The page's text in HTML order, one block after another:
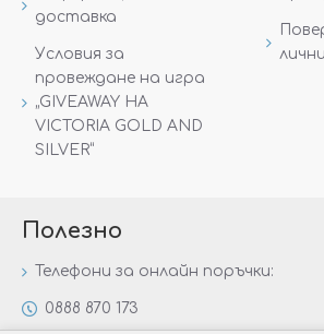
доставка
Условия за
провеждане на игра
„GIVEAWAY НА
VICTORIA GOLD AND
SILVER“
Полезно
Телефони за онлайн поръчки:
0888 870 173